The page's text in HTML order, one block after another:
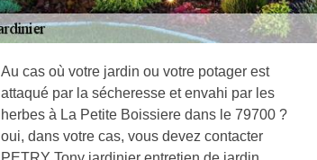
Au cas où votre jardin ou votre potager est
attaqué par la sécheresse et envahi par les
herbes à La Petite Boissiere dans le 79700 ?
oui, dans votre cas, vous devez contacter